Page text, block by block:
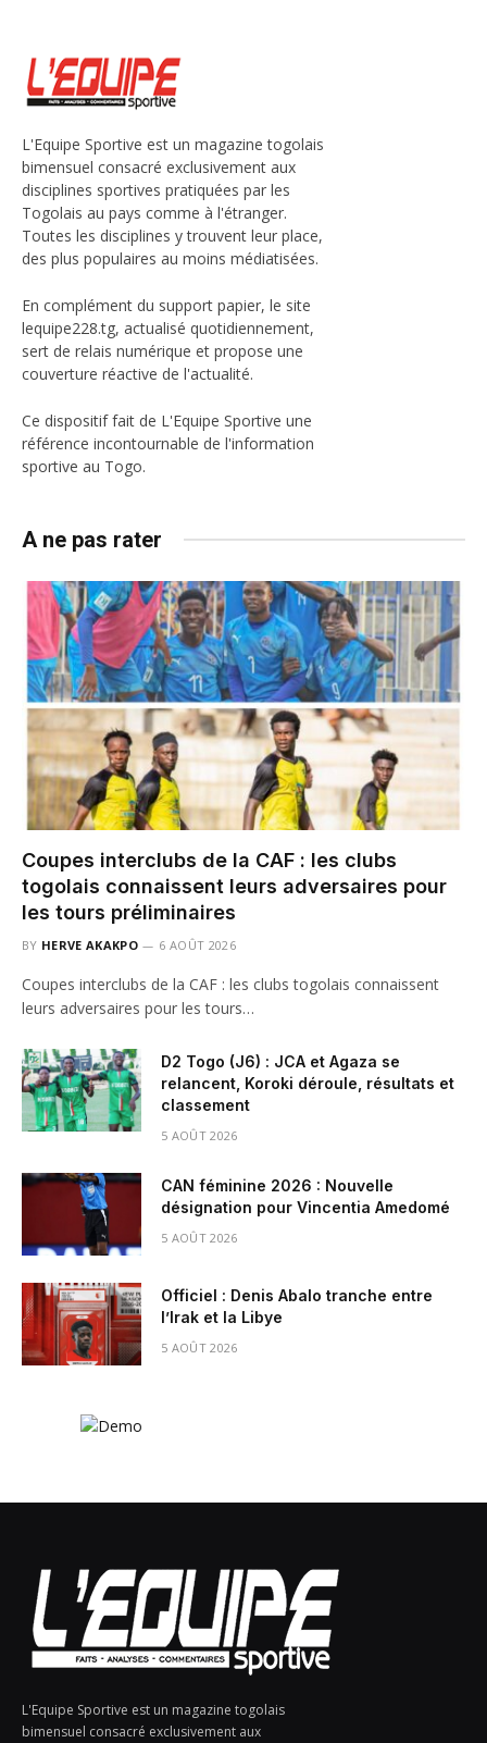
L'Equipe Sportive est un magazine togolais
bimensuel consacré exclusivement aux
disciplines sportives pratiquées par les
Togolais au pays comme à l'étranger.
Toutes les disciplines y trouvent leur place,
des plus populaires au moins médiatisées.
En complément du support papier, le site
lequipe228.tg, actualisé quotidiennement,
sert de relais numérique et propose une
couverture réactive de l'actualité.
Ce dispositif fait de L'Equipe Sportive une
référence incontournable de l'information
sportive au Togo.
A ne pas rater
Coupes interclubs de la CAF : les clubs
togolais connaissent leurs adversaires pour
les tours préliminaires
BY HERVE AKAKPO 6 AOÛT 2026
Coupes interclubs de la CAF : les clubs togolais connaissent
leurs adversaires pour les tours…
D2 Togo (J6) : JCA et Agaza se
relancent, Koroki déroule, résultats et
classement
5 AOÛT 2026
CAN féminine 2026 : Nouvelle
désignation pour Vincentia Amedomé
5 AOÛT 2026
Officiel : Denis Abalo tranche entre
l’Irak et la Libye
5 AOÛT 2026
L'Equipe Sportive est un magazine togolais
bimensuel consacré exclusivement aux